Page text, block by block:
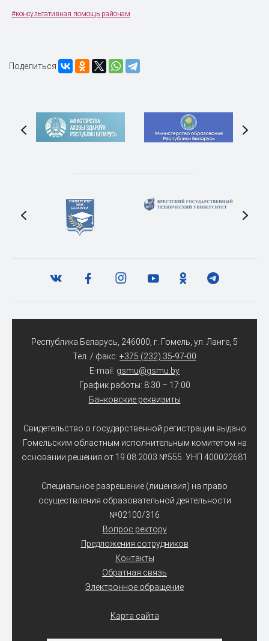
#консультативная помощь районам
Поделиться
Республика Беларусь, 246000, г. Гомель, ул. Ланге, 5
Тел. / факс: +375 (232) 35-97-00
E-mail: gsmu@gsmu.by
График работы: 8:30 – 17:00
Банковские реквизиты
Свидетельство о государственной регистрации выдано
Гомельским областным исполнительным комитетом на
основании решения от 19.08.2003 №555. УНП 400022681
Специальное разрешение (лицензия) на право
осуществления образовательной деятельности
№02100/316
Вопрос ректору
Предложения сотрудников
Контакты
Обратная связь
Электронное обращение
Карта сайта